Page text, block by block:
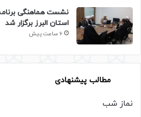
نشست هماهنگی
استان البرز برگزار شد
6 ساعت پیش
مطالب پیشنهادی
نماز شب